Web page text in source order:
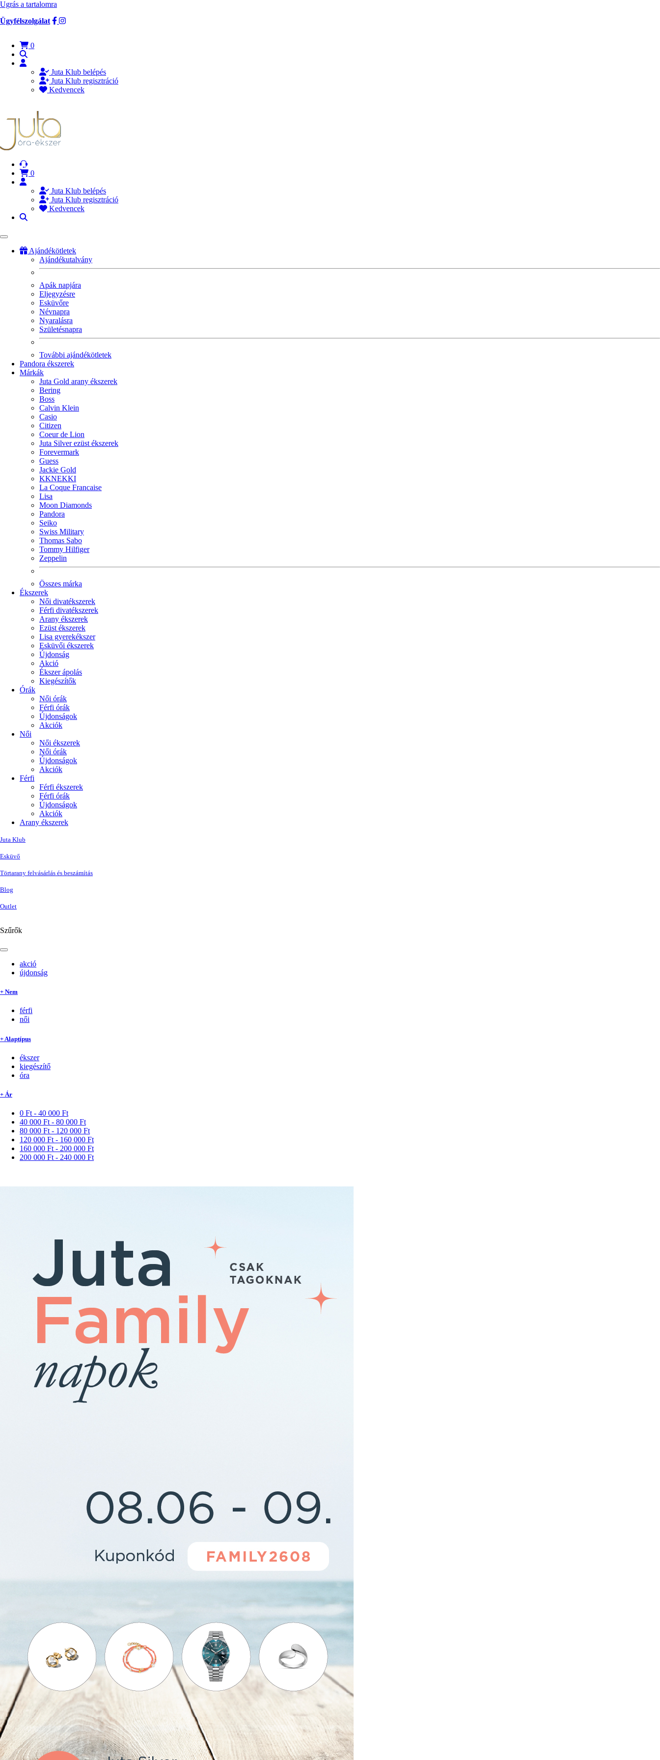
Ugrás a tartalomra
Ügyfélszolgálat
0
Juta Klub belépés
Juta Klub regisztráció
Kedvencek
0
Juta Klub belépés
Juta Klub regisztráció
Kedvencek
Ajándékötletek
Ajándékutalvány
Apák napjára
Eljegyzésre
Esküvőre
Névnapra
Nyaralásra
Születésnapra
További ajándékötletek
Pandora ékszerek
Márkák
Juta Gold arany ékszerek
Bering
Boss
Calvin Klein
Casio
Citizen
Coeur de Lion
Juta Silver ezüst ékszerek
Forevermark
Guess
Jackie Gold
KKNEKKI
La Coque Francaise
Lisa
Moon Diamonds
Pandora
Seiko
Swiss Military
Thomas Sabo
Tommy Hilfiger
Zeppelin
Összes márka
Ékszerek
Női divatékszerek
Férfi divatékszerek
Arany ékszerek
Ezüst ékszerek
Lisa gyerekékszer
Esküvői ékszerek
Újdonság
Akció
Ékszer ápolás
Kiegészítők
Órák
Női órák
Férfi órák
Újdonságok
Akciók
Női
Női ékszerek
Női órák
Újdonságok
Akciók
Férfi
Férfi ékszerek
Férfi órák
Újdonságok
Akciók
Arany ékszerek
Juta Klub
Esküvő
Törtarany felvásárlás és beszámítás
Blog
Outlet
Szűrők
akció
újdonság
+ Nem
férfi
női
+ Alaptípus
ékszer
kiegészítő
óra
+ Ár
0 Ft - 40 000 Ft
40 000 Ft - 80 000 Ft
80 000 Ft - 120 000 Ft
120 000 Ft - 160 000 Ft
160 000 Ft - 200 000 Ft
200 000 Ft - 240 000 Ft